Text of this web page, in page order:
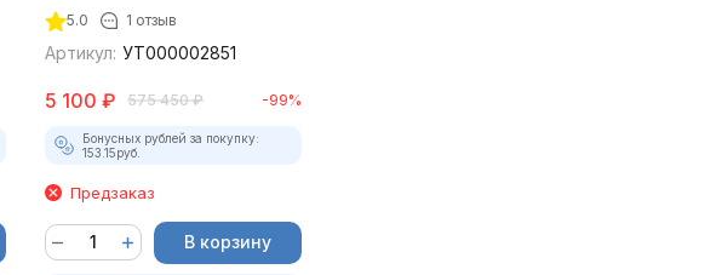
5.0 1 отзыв
Артикул: УТ000002851
5 100 ₽ 575 450 ₽ -99%
Бонусных рублей за покупку:
153.15руб.
Предзаказ
В корзину